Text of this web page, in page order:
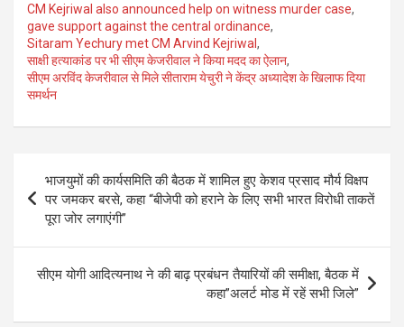
CM Kejriwal also announced help on witness murder case,
gave support against the central ordinance,
Sitaram Yechury met CM Arvind Kejriwal ,
साक्षी हत्याकांड पर भी सीएम केजरीवाल ने किया मदद का ऐलान,
सीएम अरविंद केजरीवाल से मिले सीताराम येचुरी ने केंद्र अध्यादेश के खिलाफ दिया
समर्थन
navigation
भाजयुमों की कार्यसमिति की बैठक में शामिल हुए केशव प्रसाद मौर्य विक्षप
पर जमकर बरसे, कहा “बीजेपी को हराने के लिए सभी भारत विरोधी ताकतें
पूरा जोर लगाएंगी”
सीएम योगी आद‍ित्‍यनाथ ने की बाढ़ प्रबंधन तैयारियों की समीक्षा, बैठक में
कहा”अलर्ट मोड में रहें सभी जिले”